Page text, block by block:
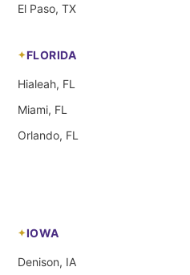
El Paso, TX
FLORIDA
Hialeah, FL
Miami, FL
Orlando, FL
IOWA
Denison, IA